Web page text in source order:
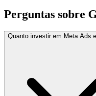
Perguntas sobre
Quanto investir em Meta Ads